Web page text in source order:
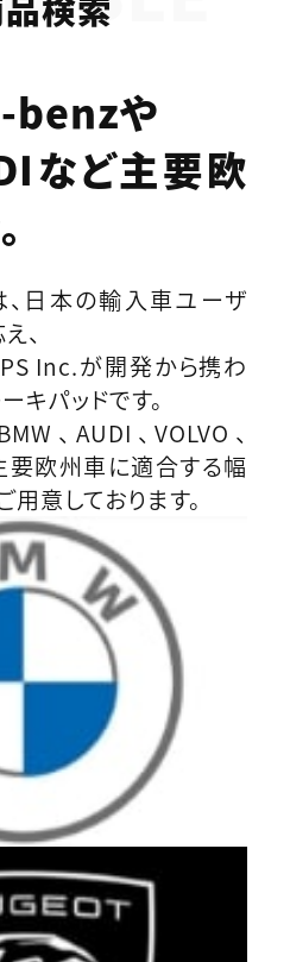
benzや
など主要欧
、日本の輸入車ユーザ
、
Inc.が開発から携わ
キパッドです。
、AUDI、VOLVO、
欧州車に適合する幅
意しております。